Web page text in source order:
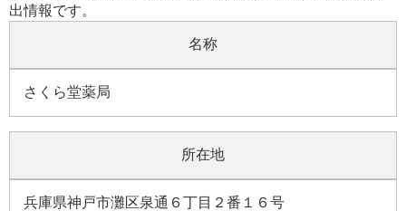
出情報です。
名称
さくら堂薬局
所在地
兵庫県神戸市灘区泉通６丁目２番１６号